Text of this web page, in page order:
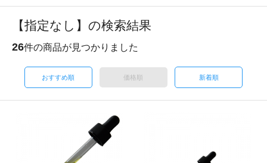
【指定なし】の検索結果
26件の商品が見つかりました
おすすめ順 価格順 新着順